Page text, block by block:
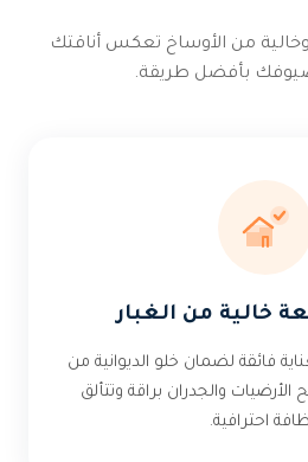
وخالية من الأوساخ تعكس أناقتك
بأفضل طريقة.
خالية من الغبار
فائقة لضمان خلو الديوانية من
الأرضيات والجدران براقة وتتألق
احترافية.